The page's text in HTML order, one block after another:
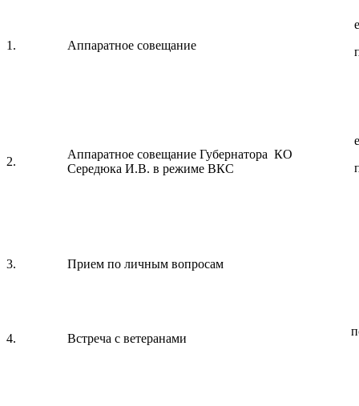
1. Аппаратное совещание
2.
Аппаратное совещание Губернатора КО
Середюка И.В. в режиме ВКС
3. Прием по личным вопросам
4. Встреча с ветеранами